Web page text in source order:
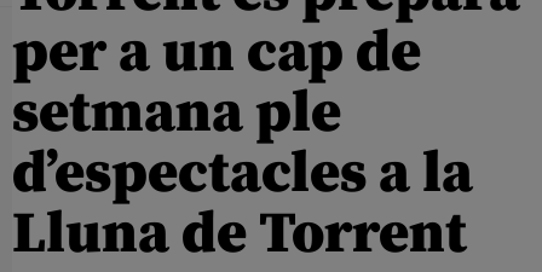
per a un cap de
setmana ple
d’espectacles a la
Lluna de Torrent